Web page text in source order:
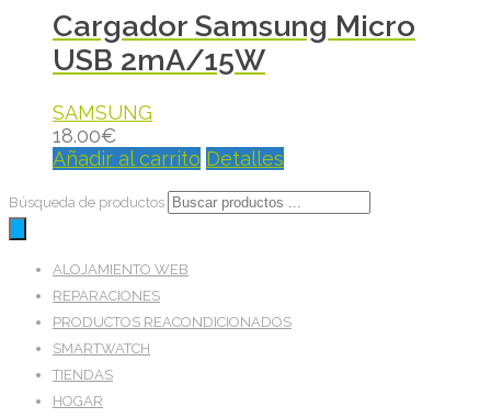
Cargador Samsung Micro
USB 2mA/15W
SAMSUNG
18.00€
Añadir al carrito Detalles
Búsqueda de productos
ALOJAMIENTO WEB
REPARACIONES
PRODUCTOS REACONDICIONADOS
SMARTWATCH
TIENDAS
HOGAR